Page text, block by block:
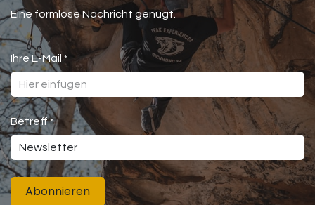
Eine formlose Nachricht genügt.
Ihre E-Mail*
Betreff*
Abonnieren